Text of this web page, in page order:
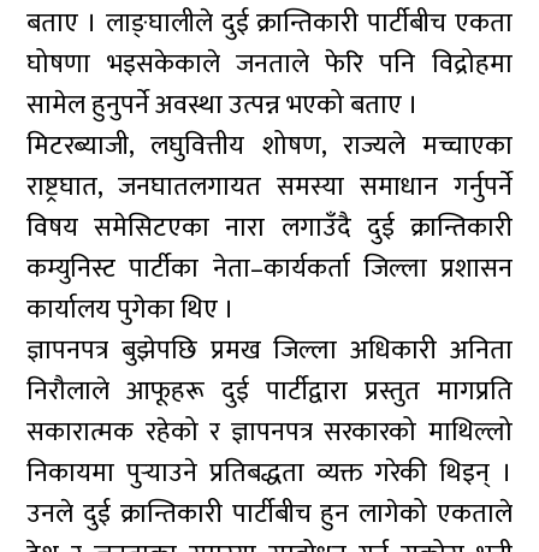
बताए । लाङ्घालीले दुई क्रान्तिकारी पार्टीबीच एकता
घोषणा भइसकेकाले जनताले फेरि पनि विद्रोहमा
सामेल हुनुपर्ने अवस्था उत्पन्न भएको बताए ।
मिटरब्याजी, लघुवित्तीय शोषण, राज्यले मच्चाएका
राष्ट्रघात, जनघातलगायत समस्या समाधान गर्नुपर्ने
विषय समेसिटएका नारा लगाउँदै दुई क्रान्तिकारी
कम्युनिस्ट पार्टीका नेता–कार्यकर्ता जिल्ला प्रशासन
कार्यालय पुगेका थिए ।
ज्ञापनपत्र बुझेपछि प्रमख जिल्ला अधिकारी अनिता
निरौलाले आफूहरू दुई पार्टीद्वारा प्रस्तुत मागप्रति
सकारात्मक रहेको र ज्ञापनपत्र सरकारको माथिल्लो
निकायमा पुर्‍याउने प्रतिबद्धता व्यक्त गरेकी थिइन् ।
उनले दुई क्रान्तिकारी पार्टीबीच हुन लागेको एकताले